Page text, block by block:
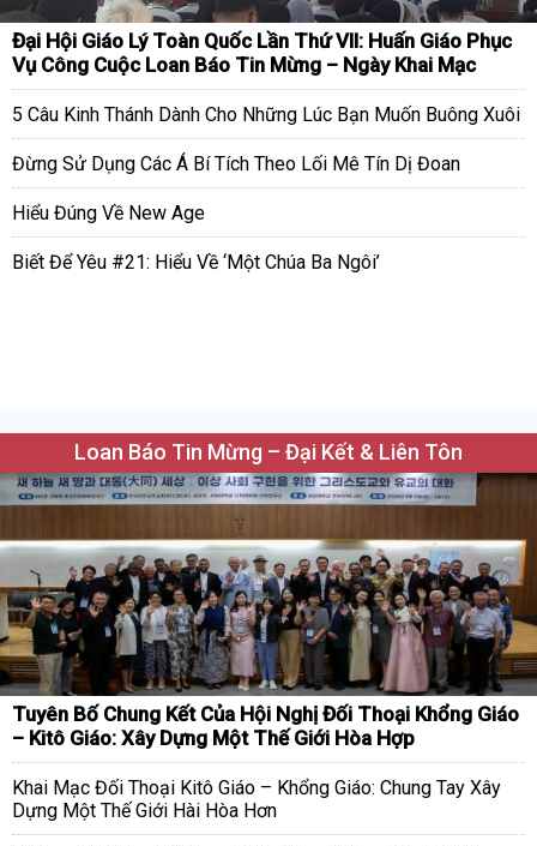
Đại Hội Giáo Lý Toàn Quốc Lần Thứ VII: Huấn Giáo Phục
Vụ Công Cuộc Loan Báo Tin Mừng – Ngày Khai Mạc
5 Câu Kinh Thánh Dành Cho Những Lúc Bạn Muốn Buông Xuôi
Đừng Sử Dụng Các Á Bí Tích Theo Lối Mê Tín Dị Đoan
Hiểu Đúng Về New Age
Biết Để Yêu #21: Hiểu Về ‘Một Chúa Ba Ngôi’
Loan Báo Tin Mừng – Đại Kết & Liên Tôn
Tuyên Bố Chung Kết Của Hội Nghị Đối Thoại Khổng Giáo
– Kitô Giáo: Xây Dựng Một Thế Giới Hòa Hợp
Khai Mạc Đối Thoại Kitô Giáo – Khổng Giáo: Chung Tay Xây
Dựng Một Thế Giới Hài Hòa Hơn